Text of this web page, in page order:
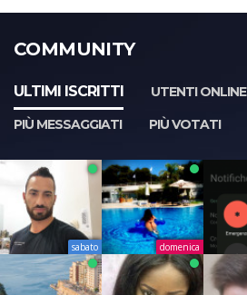
COMMUNITY
ULTIMI ISCRITTI UTENTI ONLINE
PIÙ MESSAGGIATI
PIÙ VOTATI
sabato domenica